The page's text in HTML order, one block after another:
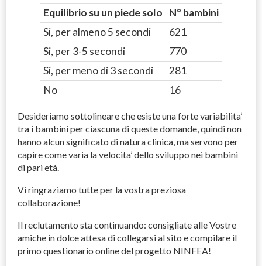
Equilibrio su un piede solo
N° bambini
Si, per almeno 5 secondi
621
Si, per 3-5 secondi
770
Si, per meno di 3 secondi
281
No
16
Desideriamo sottolineare che esiste una forte variabilita’
tra i bambini per ciascuna di queste domande, quindi non
hanno alcun significato di natura clinica, ma servono per
capire come varia la velocita’ dello sviluppo nei bambini
di pari età.
Vi ringraziamo tutte per la vostra preziosa
collaborazione!
Il reclutamento sta continuando: consigliate alle Vostre
amiche in dolce attesa di collegarsi al sito e compilare il
primo questionario online del progetto NINFEA!